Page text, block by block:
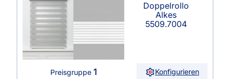
Doppelrollo
Alkes
5509.7004
Preisgruppe 1 Konfigurieren